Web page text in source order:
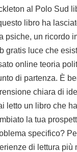
al Polo Sud
libro ha
psiche, un ricordo
gratis luce che
online teoria
di partenza. È
chiara di
letto un libro che ha
la tua
specifico?
di lettura più